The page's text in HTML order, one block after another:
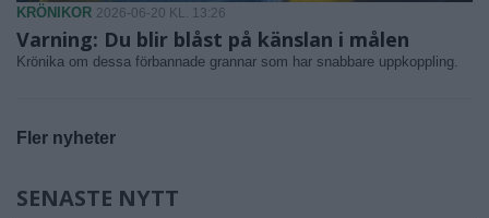
KRÖNIKOR 2026-06-20 KL. 13:26
Varning: Du blir blåst på känslan i målen
Krönika om dessa förbannade grannar som har snabbare uppkoppling.
Fler nyheter
SENASTE NYTT